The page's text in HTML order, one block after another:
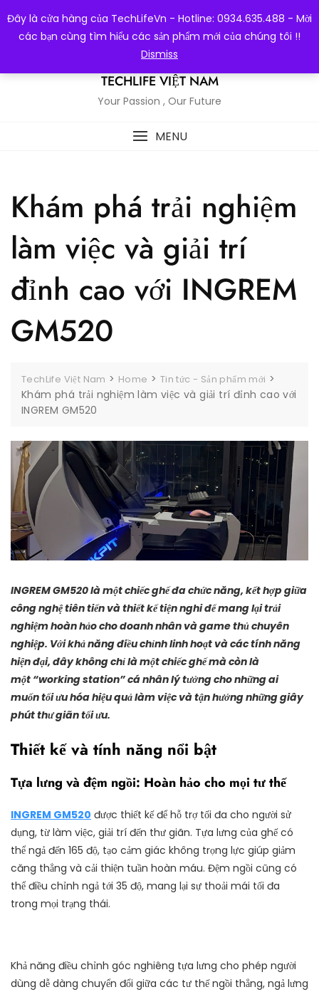
Đây là cửa hàng của TechLifeVn - Hotline: 0934.635.488 - Mời
các bạn cùng tìm hiểu các sản phẩm mới của chúng tôi !!
Dismiss
to
content
TECHLIFE VIỆT NAM
Your Passion , Our Future
MENU
Khám phá trải nghiệm
làm việc và giải trí
đỉnh cao với INGREM
GM520
TechLife Việt Nam > Home > Tin tức - Sản phẩm mới >
Khám phá trải nghiệm làm việc và giải trí đỉnh cao với
INGREM GM520
INGREM GM520 là một chiếc ghế đa chức năng, kết hợp giữa
công nghệ tiên tiến và thiết kế tiện nghi để mang lại trải
nghiệm hoàn hảo cho doanh nhân và game thủ chuyên
nghiệp. Với khả năng điều chỉnh linh hoạt và các tính năng
hiện đại, đây không chỉ là một chiếc ghế mà còn là
một “working station” cá nhân lý tưởng cho những ai
muốn tối ưu hóa hiệu quả làm việc và tận hưởng những giây
phút thư giãn tối ưu.
Thiết kế và tính năng nổi bật
Tựa lưng và đệm ngồi: Hoàn hảo cho mọi tư thế
INGREM GM520 được thiết kế để hỗ trợ tối đa cho người sử
dụng, từ làm việc, giải trí đến thư giãn. Tựa lưng của ghế có
thể ngả đến 165 độ, tạo cảm giác không trọng lực giúp giảm
căng thẳng và cải thiện tuần hoàn máu. Đệm ngồi cũng có
thể điều chỉnh ngả tới 35 độ, mang lại sự thoải mái tối đa
trong mọi trạng thái.
Khả năng điều chỉnh góc nghiêng tựa lưng cho phép người
dùng dễ dàng chuyển đổi giữa các tư thế ngồi thẳng, ngả lưng